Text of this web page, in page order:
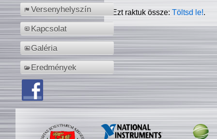
Versenyhelyszín
Kapcsolat
Galéria
Eredmények
Ezt raktuk össze:Töltsd le!.